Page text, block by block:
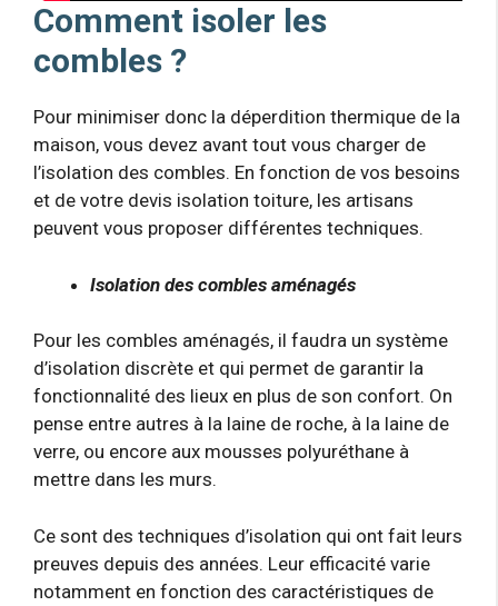
Comment isoler les
combles ?
Pour minimiser donc la déperdition thermique de la
maison, vous devez avant tout vous charger de
l’isolation des combles. En fonction de vos besoins
et de votre devis isolation toiture, les artisans
peuvent vous proposer différentes techniques.
Isolation des combles aménagés
Pour les combles aménagés, il faudra un système
d’isolation discrète et qui permet de garantir la
fonctionnalité des lieux en plus de son confort. On
pense entre autres à la laine de roche, à la laine de
verre, ou encore aux mousses polyuréthane à
mettre dans les murs.
Ce sont des techniques d’isolation qui ont fait leurs
preuves depuis des années. Leur efficacité varie
notamment en fonction des caractéristiques de